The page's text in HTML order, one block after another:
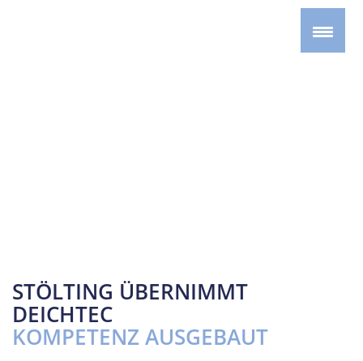
STÖLTING ÜBERNIMMT
DEICHTEC
KOMPETENZ AUSGEBAUT